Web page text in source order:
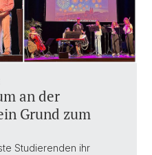
an der
Grund zum
Studierenden ihr